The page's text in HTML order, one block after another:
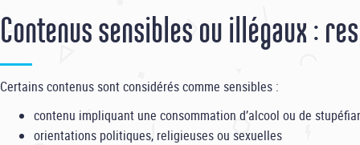
Contenus sensibles ou illégaux :
Certains contenus sont considérés comme sensibles :
contenu impliquant une consommation d’alcool ou de
orientations politiques, religieuses ou sexuelles